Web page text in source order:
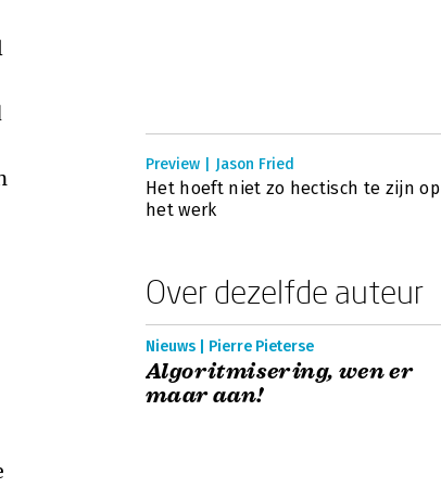
Preview | Jason Fried
Het hoeft niet zo hectisch te zijn op
het werk
Over dezelfde auteur
Nieuws | Pierre Pieterse
Algoritmisering, wen er
maar aan!